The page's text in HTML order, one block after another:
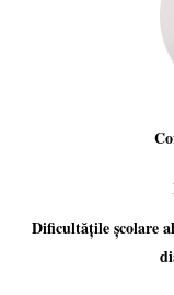
Dificultățile școlare